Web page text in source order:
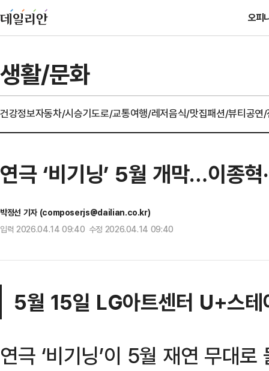
오피
생활/문화
건강정보자동차/시승기도로/교통여행/레저음식/맛집패션/뷰티공연
연극 ‘비기닝’ 5월 개막…이종혁
박정선 기자 (composerjs@dailian.co.kr)
입력 2026.04.14 09:40 수정 2026.04.14 09:40
5월 15일 LG아트센터 U+스테
연극 ‘비기닝’이 5월 재연 무대로